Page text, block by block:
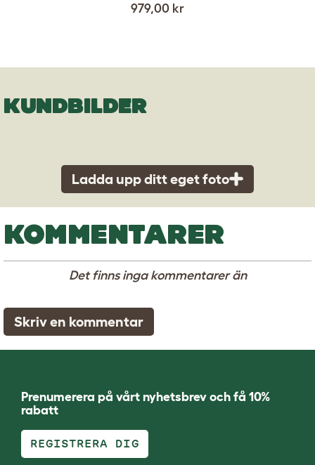
979,00 kr
KUNDBILDER
Ladda upp ditt eget foto
KOMMENTARER
Det finns inga kommentarer än
Skriv en kommentar
Prenumerera på vårt nyhetsbrev och få 10%
rabatt
REGISTRERA DIG